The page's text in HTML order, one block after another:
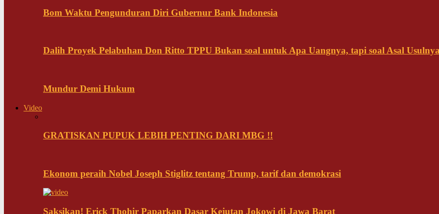
Bom Waktu Pengunduran Diri Gubernur Bank Indonesia
Dalih Proyek Pelabuhan Don Ritto TPPU Bukan soal untuk Apa Uangnya, tapi soal Asal
Mundur Demi Hukum
Video
GRATISKAN PUPUK LEBIH PENTING DARI MBG !!
Ekonom peraih Nobel Joseph Stiglitz tentang Trump, tarif dan demokrasi
Saksikan! Erick Thohir Paparkan Dasar Kejutan Jokowi di Jawa Barat